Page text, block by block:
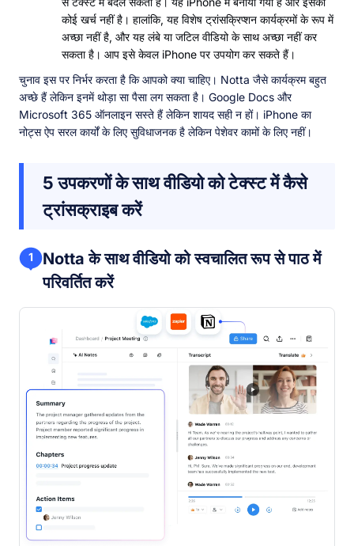
कोई खर्च नहीं है। हालांकि, यह विशेष ट्रांसक्रिप्शन कार्यक्रमों के रूप में
अच्छा नहीं है, और यह लंबे या जटिल वीडियो के साथ अच्छा नहीं कर
सकता है। आप इसे केवल iPhone पर उपयोग कर सकते हैं।
चुनाव इस पर निर्भर करता है कि आपको क्या चाहिए। Notta जैसे कार्यक्रम बहुत
अच्छे हैं लेकिन इनमें थोड़ा सा पैसा लग सकता है। Google Docs और
Microsoft 365 ऑनलाइन सस्ते हैं लेकिन शायद सही न हों। iPhone का
नोट्स ऐप सरल कार्यों के लिए सुविधाजनक है लेकिन पेशेवर कामों के लिए नहीं।
5 उपकरणों के साथ वीडियो को टेक्स्ट में कैसे
ट्रांसक्राइब करें
1
Notta के साथ वीडियो को स्वचालित रूप से पाठ में
परिवर्तित करें